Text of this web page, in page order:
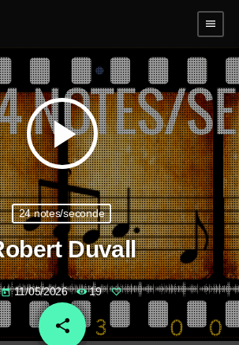
menu
play_arrow
24 notes/seconde
Duvall
today 11/05/2026 19
share
email